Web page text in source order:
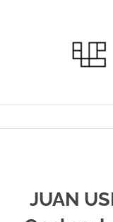
Navigation
JUAN